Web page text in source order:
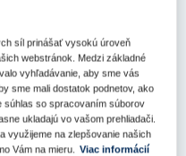
A ZA OMEŠKANIE V
PRÁVO. VŠEOBECNÁ
PRÁVO
PRÁVA;SUBJEKTY
PRÁVO HMOTNÉ;Sídlo.
práve; ...
len prihlásených
síl prinášať vysokú úroveň
webstránok. Medzi základné
vyhľadávanie, aby sme vás
sme mali dostatok podnetov, ako
súhlas so spracovaním súborov
ukladajú vo vašom prehliadači.
využijeme na zlepšovanie našich
Vám na mieru.
Viac informácií